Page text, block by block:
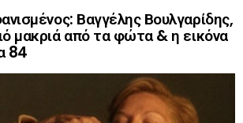
Βαγγέλης Βουλγαρίδης,
μακριά από τα φώτα & η εικόνα
84